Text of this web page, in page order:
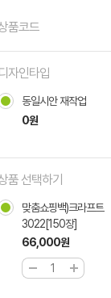
품코드
디자인타입
동일시안 재작업
0원
품 선택하기
맞춤쇼핑백)크라프트
3022[150장]
66,000원